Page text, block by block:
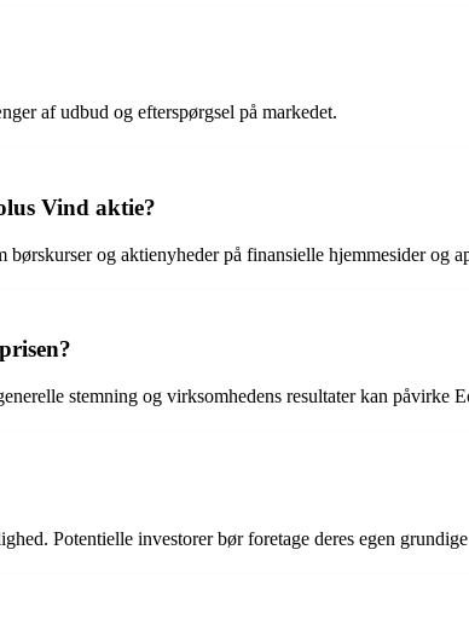
af udbud og efterspørgsel på markedet.
Vind aktie?
og aktienyheder på finansielle hjemmesider og
stemning og virksomhedens resultater kan påvirke
Potentielle investorer bør foretage deres egen